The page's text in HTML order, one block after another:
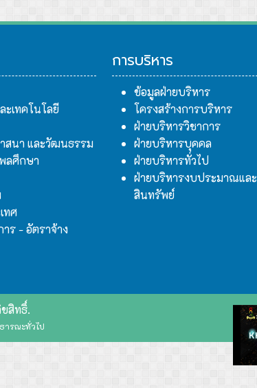
ะเทคโนโลยี
สนา และวัฒนธรรม
ลศึกษา
ทศ
ร - อัตราจ้าง
การบริหาร
ข้อมูลฝ่ายบริหาร
โครงสร้างการบริหาร
ฝ่ายบริหารวิชาการ
ฝ่ายบริหารบุคคล
ฝ่ายบริหารทั่วไป
ฝ่ายบริหารงบประมาณและ
สินทรัพย์
สิทธิ์.
ารณะทั่วไป